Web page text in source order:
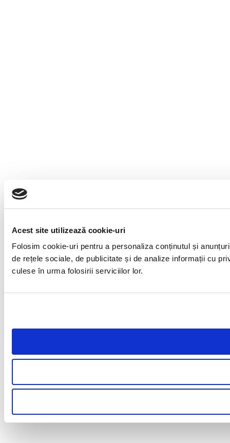
Acest site utilizează cookie-uri
Folosim cookie-uri pentru a personaliza conținutul și
de rețele sociale, de publicitate și de analize informații cu
culese în urma folosirii serviciilor lor.